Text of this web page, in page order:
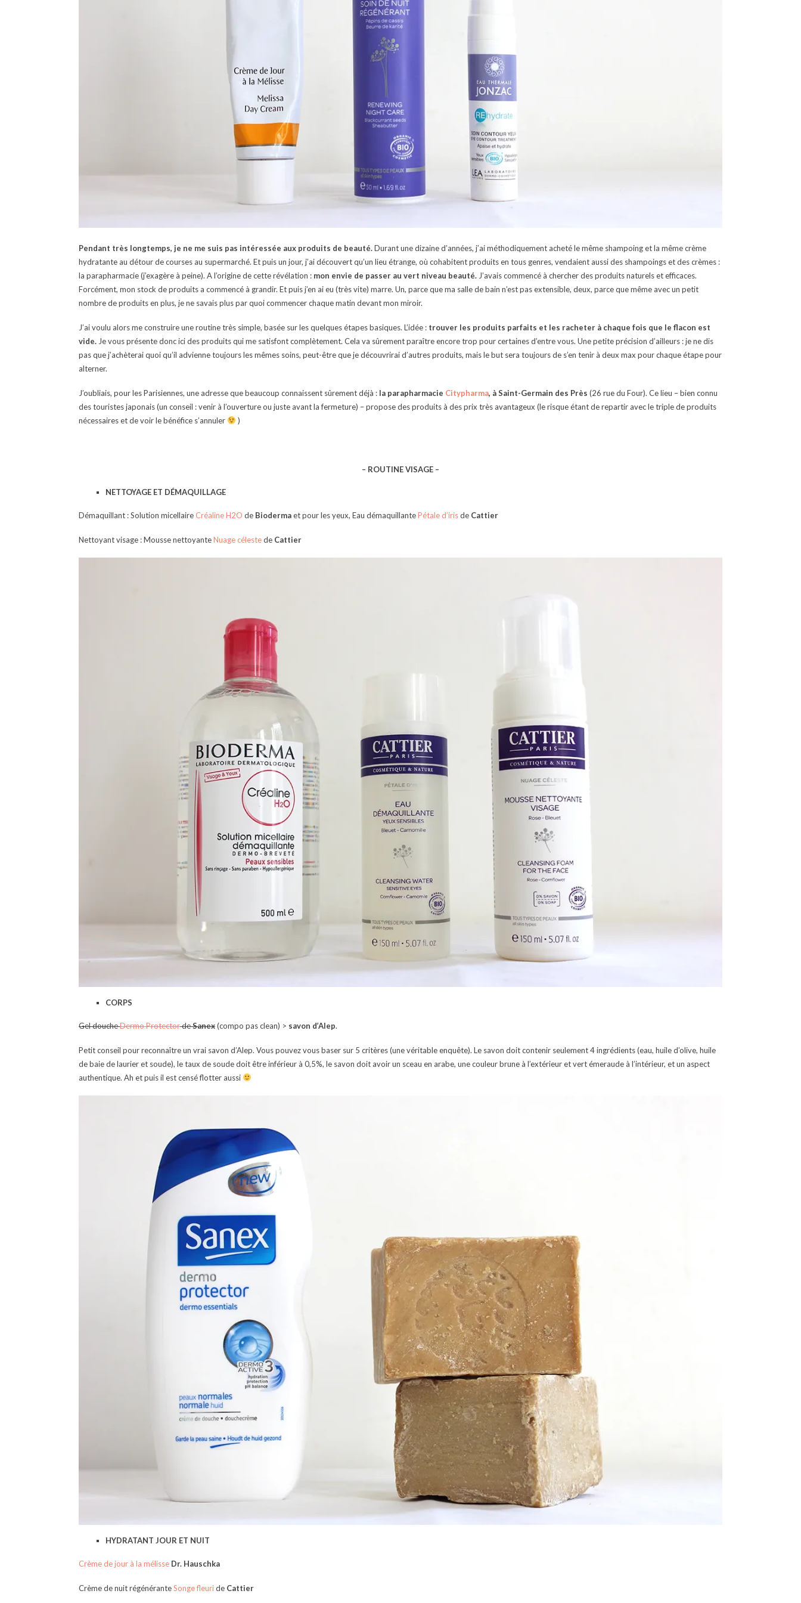
Pendant très longtemps, je ne me suis pas intéressée aux produits de beauté.Durant une dizaine d’années, j’ai méthodiquement acheté le même shampoing et la même crème
hydratante au détour de courses au supermarché. Et puis un jour, j’ai découvert qu’un lieu étrange, où cohabitent produits en tous genres, vendaient aussi des shampoings et des crèmes :
la parapharmacie (j’exagère à peine). A l’origine de cette révélation : mon envie de passer au vert niveau beauté. J’avais commencé à chercher des produits naturels et efficaces.
Forcément, mon stock de produits a commencé à grandir. Et puis j’en ai eu (très vite) marre. Un, parce que ma salle de bain n’est pas extensible, deux, parce que même avec un petit
nombre de produits en plus, je ne savais plus par quoi commencer chaque matin devant mon miroir.
J’ai voulu alors me construire une routine très simple, basée sur les quelques étapes basiques. L’idée : trouver les produits parfaits et les racheter à chaque fois que le flacon est
vide. Je vous présente donc ici des produits qui me satisfont complètement. Cela va sûrement paraître encore trop pour certaines d’entre vous. Une petite précision d’ailleurs : je ne dis
pas que j’achèterai quoi qu’il advienne toujours les mêmes soins, peut-être que je découvrirai d’autres produits, mais le but sera toujours de s’en tenir à deux max pour chaque étape pour
alterner.
J’oubliais, pour les Parisiennes, une adresse que beaucoup connaissent sûrement déjà : la parapharmacie Citypharma, à Saint-Germain des Près (26 rue du Four). Ce lieu – bien connu
des touristes japonais (un conseil : venir à l’ouverture ou juste avant la fermeture) – propose des produits à des prix très avantageux (le risque étant de repartir avec le triple de produits
nécessaires et de voir le bénéfice s’annuler
)
– ROUTINE VISAGE –
NETTOYAGE ET DÉMAQUILLAGE
Démaquillant : Solution micellaire Créaline H2O de Biodermaet pour les yeux, Eau démaquillantePétale d’irisde Cattier
Nettoyant visage : Mousse nettoyanteNuage célestede Cattier
CORPS
Gel doucheDermo ProtectordeSanex(compo pas clean) > savon d’Alep.
Petit conseil pour reconnaître un vrai savon d’Alep. Vous pouvez vous baser sur 5 critères (une véritable enquête). Le savon doit contenir seulement 4 ingrédients (eau, huile d’olive, huile
de baie de laurier et soude), le taux de soude doit être inférieur à 0,5%, le savon doit avoir un sceau en arabe, une couleur brune à l’extérieur et vert émeraude à l’intérieur, et un aspect
authentique. Ah et puis il est censé flotter aussi
HYDRATANT JOUR ET NUIT
Crème de jour à la mélisse Dr. Hauschka
Crème de nuit régénéranteSonge fleuride Cattier